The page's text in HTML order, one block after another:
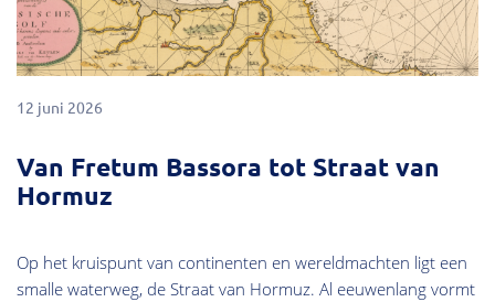
12 juni 2026
Van Fretum Bassora tot Straat van
Hormuz
Op het kruispunt van continenten en wereldmachten ligt een
smalle waterweg, de Straat van Hormuz. Al eeuwenlang vormt